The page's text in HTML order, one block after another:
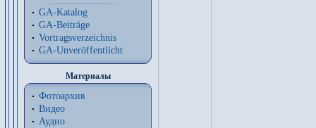
GA-Katalog
GA-Beiträge
Vortragsverzeichnis
GA-Unveröffentlicht
Материалы
Фотоархив
Видео
Аудио